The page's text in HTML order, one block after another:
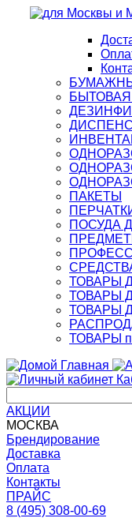
ПАКЕТЫ
ПОСУДА
ТОВАРЫ
ТОВАРЫ
ТОВАРЫ
ТОВАРЫ
Главная
АКЦИИ
МОСКВА
Брендирование
Доставка
Оплата
Контакты
ПРАЙС
8 (495) 308-00-69